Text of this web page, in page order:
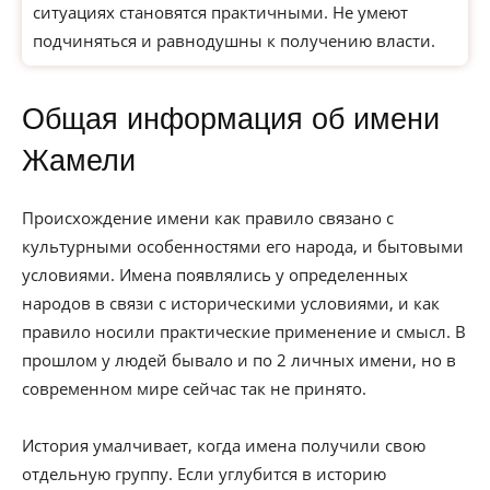
ситуациях становятся практичными. Не умеют
подчиняться и равнодушны к получению власти.
Общая информация об имени
Жамели
Происхождение имени как правило связано с
культурными особенностями его народа, и бытовыми
условиями. Имена появлялись у определенных
народов в связи с историческими условиями, и как
правило носили практические применение и смысл. В
прошлом у людей бывало и по 2 личных имени, но в
современном мире сейчас так не принято.
История умалчивает, когда имена получили свою
отдельную группу. Если углубится в историю